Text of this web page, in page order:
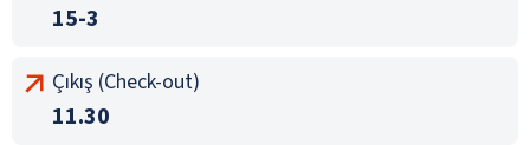
15-3
Çıkış (Check-out)
11.30